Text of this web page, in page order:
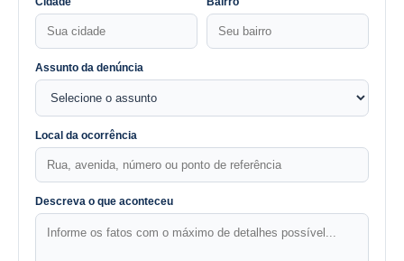
Assunto da denúncia
Local da ocorrência
Descreva o que aconteceu